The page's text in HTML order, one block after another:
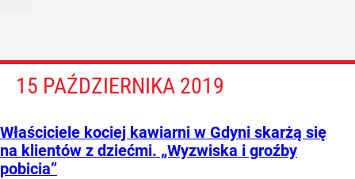
15 PAŹDZIERNIKA 2019
Właściciele kociej kawiarni w Gdyni skarżą się
na klientów z dziećmi. „Wyzwiska i groźby
pobicia”